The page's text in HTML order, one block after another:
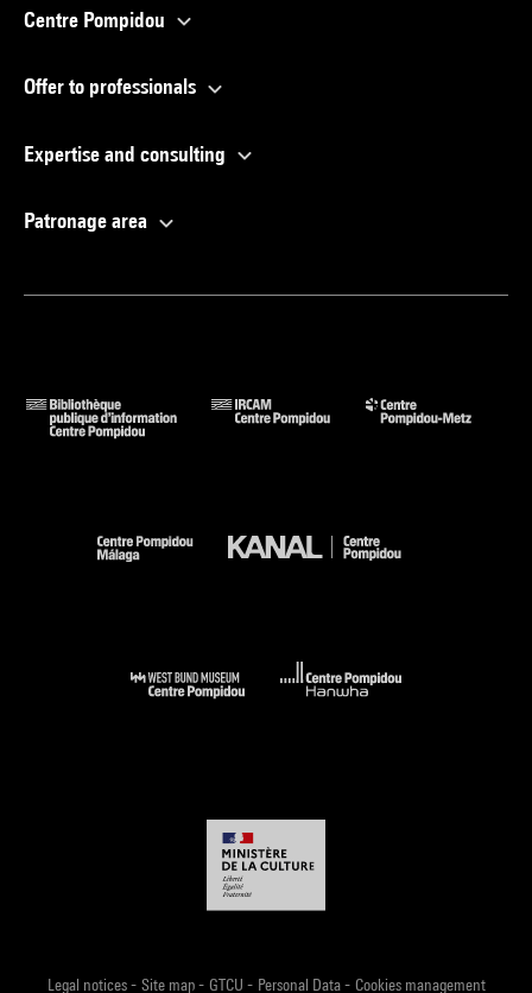
Centre Pompidou
Offer to professionals
Expertise and consulting
Patronage area
Legal notices- Site map- GTCU - Personal Data- Cookies management